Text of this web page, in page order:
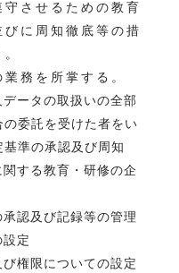
させるための教育
に周知徹底等の措
務を所掌する。
ータの取扱いの全部
委託を受けた者をい
準の承認及び周知
する教育・研修の企
認及び記録等の管理
定
権限についての設定